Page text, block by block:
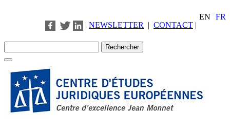
FR
EN
| NEWSLETTER | CONTACT |